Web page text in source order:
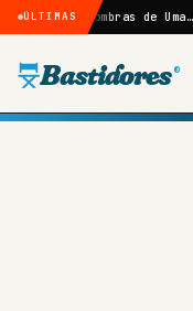
ÚLTIMAS
Sombras de Uma…
Bastidores ®